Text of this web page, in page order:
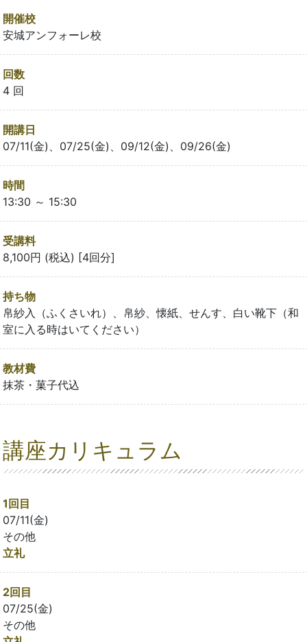
開催校
安城アンフォーレ校
回数
4 回
開講日
07/11(金)、07/25(金)、09/12(金)、09/26(金)
時間
13:30 ～ 15:30
受講料
8,100円 (税込) [4回分]
持ち物
帛紗入（ふくさいれ）、帛紗、懐紙、せんす、白い靴下（和
室に入る時はいてください）
教材費
抹茶・菓子代込
講座カリキュラム
1回目
07/11(金)
その他
立礼
2回目
07/25(金)
その他